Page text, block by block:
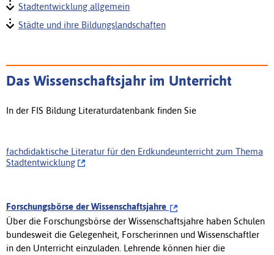
Stadtentwicklung allgemein
Städte und ihre Bildungslandschaften
Das Wissenschaftsjahr im Unterricht
In der FIS Bildung Literaturdatenbank finden Sie
fachdidaktische Literatur für den Erdkundeunterricht zum Thema
Stadtentwicklung
Forschungsbörse der Wissenschaftsjahre
Über die Forschungsbörse der Wissenschaftsjahre haben Schulen
bundesweit die Gelegenheit, Forscherinnen und Wissenschaftler
in den Unterricht einzuladen. Lehrende können hier die